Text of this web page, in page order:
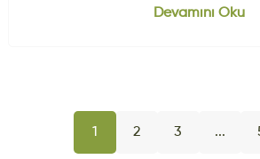
Devamını Oku
1 2 3 ...